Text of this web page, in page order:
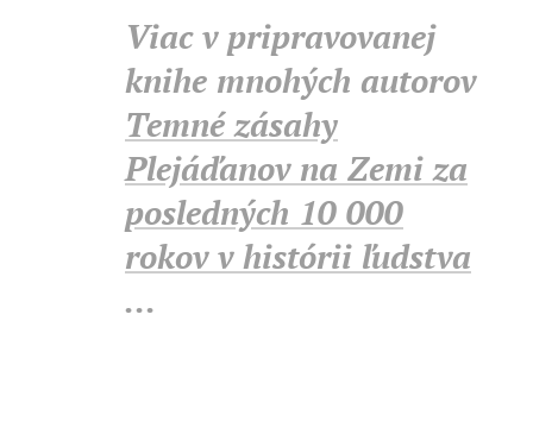
Viac v pripravovanej
knihe mnohých autorov
Temné zásahy
Plejáďanov na Zemi za
posledných 10 000
rokov v histórii ľudstva
...